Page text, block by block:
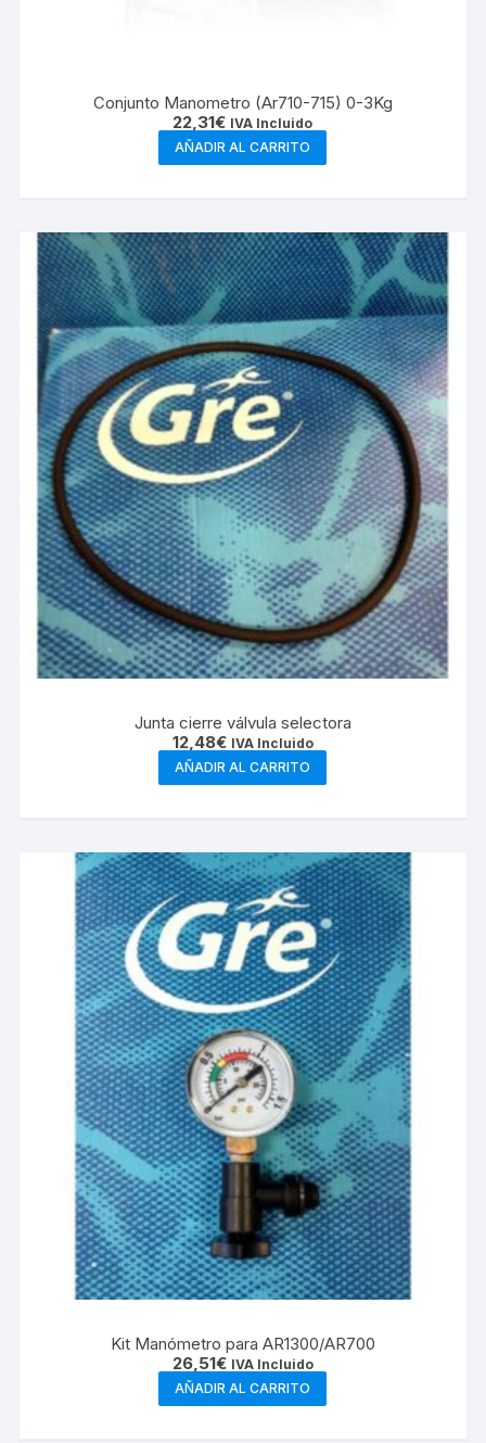
Conjunto Manometro (Ar710-715) 0-3Kg
22,31€ IVA Incluido
AÑADIR AL CARRITO
Junta cierre válvula selectora
12,48€ IVA Incluido
AÑADIR AL CARRITO
Kit Manómetro para AR1300/AR700
26,51€ IVA Incluido
AÑADIR AL CARRITO